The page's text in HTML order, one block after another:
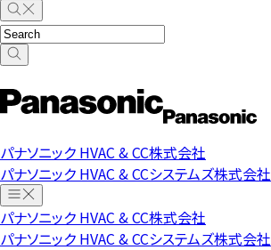
パナソニック HVAC & CC株式会社
パナソニック HVAC & CCシステムズ株式会社
パナソニック HVAC & CC株式会社
パナソニック HVAC & CCシステムズ株式会社